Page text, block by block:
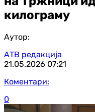
килограму
Аутор:
АТВ редакција
21.05.2026 07:21
Коментари:
0